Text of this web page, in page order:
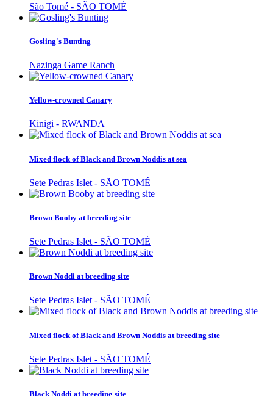
São Tomé - SÃO TOMÉ
Gosling's Bunting
Nazinga Game Ranch
Yellow-crowned Canary
Kinigi - RWANDA
Mixed flock of Black and Brown Noddis at sea
Sete Pedras Islet - SÃO TOMÉ
Brown Booby at breeding site
Sete Pedras Islet - SÃO TOMÉ
Brown Noddi at breeding site
Sete Pedras Islet - SÃO TOMÉ
Mixed flock of Black and Brown Noddis at breeding site
Sete Pedras Islet - SÃO TOMÉ
Black Noddi at breeding site